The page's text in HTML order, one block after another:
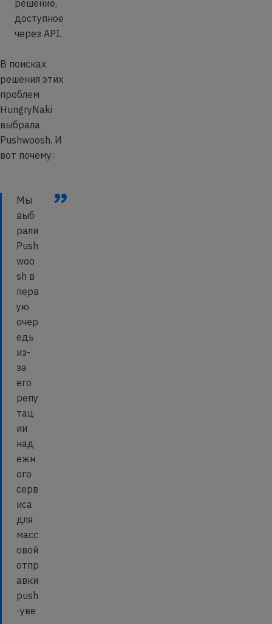
решение,
доступное
через API.
В поисках
решения этих
проблем
HungryNaki
выбрала
Pushwoosh. И
вот почему:
”
Мы
выб
рали
Push
woo
sh в
перв
ую
очер
едь
из-
за
его
репу
тац
ии
над
ежн
ого
серв
иса
для
масс
овой
отпр
авки
push
-уве